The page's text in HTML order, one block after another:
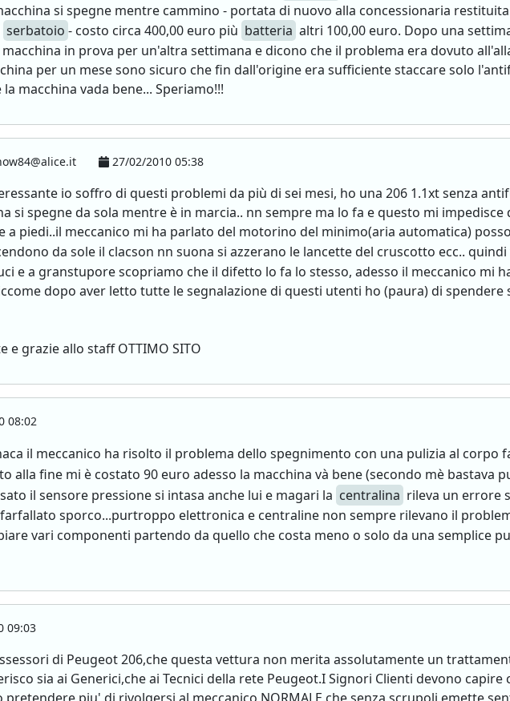
si spegne mentre cammino - portata di nuovo alla concessionaria
serbatoio - costo circa 400,00 euro più batteria altri 100,00 euro. Dopo una
in prova per un'altra settimana e dicono che il problema era dovuto
per un mese sono sicuro che fin dall'origine era sufficiente staccare solo
macchina vada bene... Speriamo!!!
27/02/2010 05:38
io soffro di questi problemi da più di sei mesi, ho una 206 1.1xt senza
si spegne da sola mentre è in marcia.. nn sempre ma lo fa e questo mi
a piedi..il meccanico mi ha parlato del motorino del minimo(aria automatica)
da sole il clacson nn suona si azzerano le lancette del cruscotto ecc..
e a granstupore scopriamo che il difetto lo fa lo stesso, adesso il meccanico mi
dopo aver letto tutte le segnalazione di questi utenti ho (paura) di spendere
e grazie allo staff OTTIMO SITO
08:02
il meccanico ha risolto il problema dello spegnimento con una pulizia al corpo
alla fine mi è costato 90 euro adesso la macchina và bene (secondo mè bastava
il sensore pressione si intasa anche lui e magari la centralina rileva un errore
sporco...purtroppo elettronica e centraline non sempre rilevano il
vari componenti partendo da quello che costa meno o solo da una semplice
09:03
di Peugeot 206,che questa vettura non merita assolutamente un
sia ai Generici,che ai Tecnici della rete Peugeot.I Signori Clienti devono